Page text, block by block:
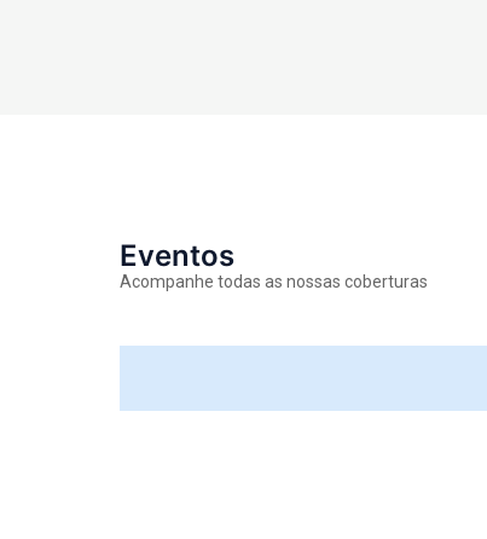
Eventos
Acompanhe todas as nossas coberturas